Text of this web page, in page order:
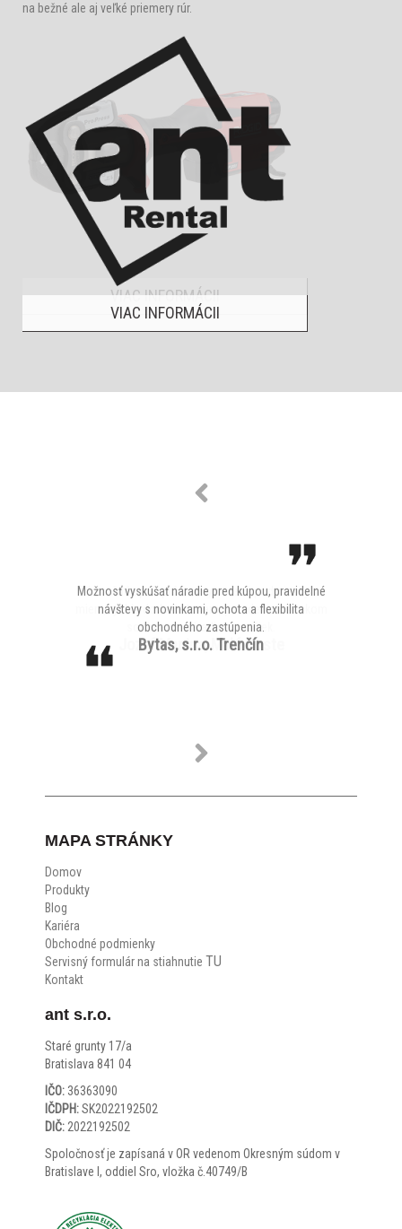
VIAC INFORMÁCII
na bežné ale aj veľké priemery rúr.
VIAC INFORMÁCII
Dlhoročná spolupráca a vytvorené podmienky na
mieru, rýchle dodanie tovaru, poradenie v širokom
sortimente náradia a značiek.
Jozef Manina, Malé Hoste
Možnosť vyskúšať náradie pred kúpou, pravidelné
návštevy s novinkami, ochota a flexibilita
obchodného zastúpenia.
Bytas, s.r.o. Trenčín
MAPA STRÁNKY
Domov
Produkty
Blog
Kariéra
Obchodné podmienky
Servisný formulár na stiahnutie TU
Kontakt
ant s.r.o.
Staré grunty 17/a
Bratislava 841 04
IČO: 36363090
IČDPH:SK2022192502
DIČ: 2022192502
Spoločnosť je zapísaná v OR vedenom Okresným súdom v
Bratislave I, oddiel Sro, vložka č.40749/B